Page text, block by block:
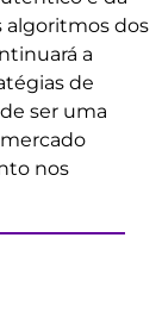
algoritmos dos
a
de
ser uma
nos